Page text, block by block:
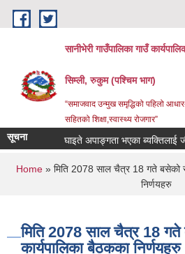
Skip to main content
सानीभेरी गाउँपालिका गाउँ
सिम्ली, रुकुम (पश्चिम भाग)
“समाजवाद उन्मुख समृद्धिको पहिलो आधार-
सहितको शिक्षा,स्वास्थ्य रोजगार”
सूचना घाइते अपाङ्गता भएका ब्यक्तिलाई जीवन
You are here
Home » मिति 2078 साल चैत्र 18 गते बसेको
निर्णयहरु
मिति 2078 साल चैत्र 18 गते
कार्यपालिका बैठकका निर्णयहरु